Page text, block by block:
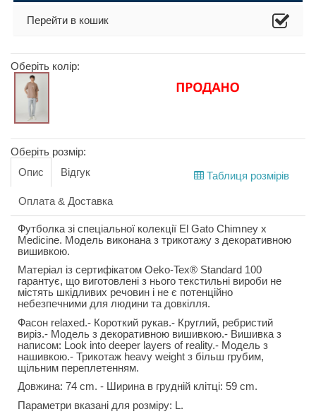
Перейти в кошик
Оберіть колір:
Оберіть розмір:
Таблиця розмірів
Опис Відгук
Оплата & Доставка
Футболка зі спеціальної колекції El Gato Chimney x
Medicine. Модель виконана з трикотажу з декоративною
вишивкою.
Матеріал із сертифікатом Oeko-Tex® Standard 100
гарантує, що виготовлені з нього текстильні вироби не
містять шкідливих речовин і не є потенційно
небезпечними для людини та довкілля.
Фасон relaxed.- Короткий рукав.- Круглий, ребристий
виріз.- Модель з декоративною вишивкою.- Вишивка з
написом: Look into deeper layers of reality.- Модель з
нашивкою.- Трикотаж heavy weight з більш грубим,
щільним переплетенням.
Довжина: 74 cm. - Ширина в грудній клітці: 59 cm.
Параметри вказані для розміру: L.